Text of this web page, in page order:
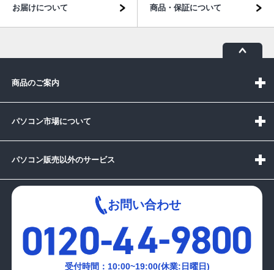
お届けについて 商品・保証について
商品のご案内
パソコン市場について
パソコン販売以外のサービス
お問い合わせ
受付時間：10:00~19:00(休業:日曜日)